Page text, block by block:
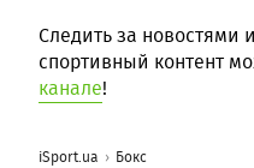
Следить за новостями
спортивный контент
канале!
iSport.ua Бокс